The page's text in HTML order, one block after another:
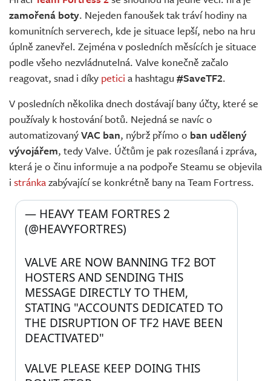
Živě
zamořená boty. Nejeden fanoušek tak tráví hodiny na
komunitních serverech, kde je situace lepší, nebo na hru
úplně zanevřel. Zejména v posledních měsících je situace
podle všeho nezvládnutelná. Valve konečně začalo
reagovat, snad i díky petici a hashtagu #SaveTF2.
V posledních několika dnech dostávají bany účty, které se
používaly k hostování botů. Nejedná se navíc o
automatizovanýVAC ban, nýbrž přímo o ban udělený
vývojářem, tedy Valve. Účtům je pak rozesílaná i zpráva,
která je o činu informuje a na podpoře Steamu se objevila
i stránkazabývající se konkrétně bany na Team Fortress.
VALVE ARE NOW BANNING TF2 BOT
HOSTERS AND SENDING THIS
MESSAGE DIRECTLY TO THEM,
STATING "ACCOUNTS DEDICATED TO
THE DISRUPTION OF TF2 HAVE BEEN
DEACTIVATED"
VALVE PLEASE KEEP DOING THIS
— HEAVY TEAM FORTRES 2
(@HEAVYFORTRES)